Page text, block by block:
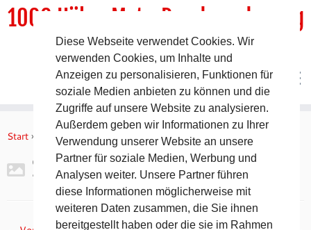
Inhalt
1000 HöhenMeterRundwanderweg
DER Rundwanderweg um Pommelsbrunn
Start » Gipfelbuch Ruine Lichtenstein » 2017-11-05 19.16.44
2017-11-05 19.16.44
Diese Webseite verwendet Cookies. Wir
verwenden Cookies, um Inhalte und
Anzeigen zu personalisieren, Funktionen für
soziale Medien anbieten zu können und die
Zugriffe auf unsere Website zu analysieren.
Außerdem geben wir Informationen zu Ihrer
Verwendung unserer Website an unsere
Partner für soziale Medien, Werbung und
Analysen weiter. Unsere Partner führen
diese Informationen möglicherweise mit
weiteren Daten zusammen, die Sie ihnen
bereitgestellt haben oder die sie im Rahmen